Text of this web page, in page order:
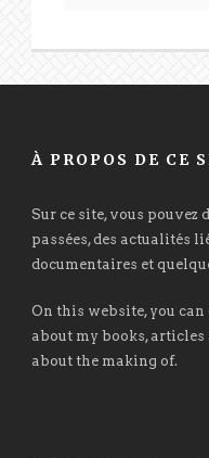
À PROPOS DE CE
Sur ce site, vous pouvez
passées, des actualités
documentaires et
On this website, you
about my books, articles
about the making of.